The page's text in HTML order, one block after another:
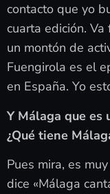
contacto que yo
cuarta edición.
un montón de
Fuengirola es el
en España. Yo
Y Málaga que es
¿Qué tiene
Pues mira, es
dice «Málaga